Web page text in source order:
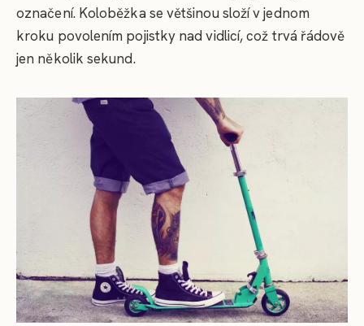
označení. Koloběžka se většinou složí v jednom
kroku povolením pojistky nad vidlicí, což trvá řádově
jen několik sekund.